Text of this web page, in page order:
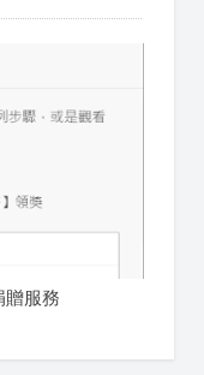
贈服務